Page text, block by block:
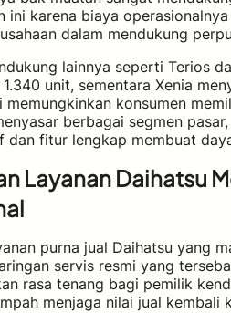
ini karena biaya
dalam mendukung
lainnya seperti Terios
unit, sementara Xenia
memungkinkan konsumen
berbagai segmen
dan fitur lengkap membuat
Layanan Daihatsu
purna jual Daihatsu yang
servis resmi yang
rasa tenang bagi pemilik
menjaga nilai jual